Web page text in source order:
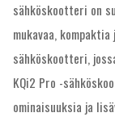
sähköskootteri on
mukavaa,
sähköskootteri,
KQi2 Pro -
ominaisuuksia ja